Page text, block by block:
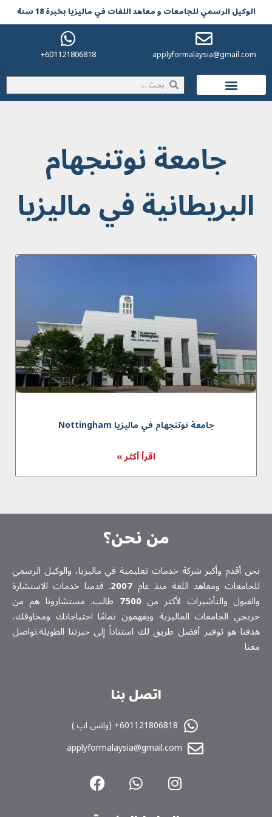
الوکیل الرسمي للجامعات و معاهد اللغات في مالیزیا بخبرة 18 سنة
applyformalaysia@gmail.com
601121806818+
جامعة نوتنجهام
البريطانية في ماليزيا
جامعة نوتنجهام في ماليزیا Nottingham
اقرأ أكثر »
من نحن؟
نحن أقدم وأكبر شركة خدمات تعلیمیة في ماليزيا، والوكيل الرسمي
للجامعات ومعاهد اللغة منذ عام 2007. قدمنا خدمات الاستشارة
والقبول والتأشيرات لأكثر من7500 طالب. مستشارونا هم من
خريجي الجامعات الماليزية ويفهمون تمامًا احتياجاتك ومخاوفك،
هدفنا هو توفير أفضل طريق لك استناداً إلى خبرتنا الطويلة.تواصل
معنا
اتصل بنا
601121806818+ (واتس اپ )
applyformalaysia@gmail.com